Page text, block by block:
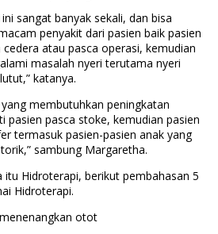
sangat banyak sekali, dan bisa
penyakit dari pasien baik pasien
atau pasca operasi, kemudian
masalah nyeri terutama nyeri
katanya.
membutuhkan peningkatan
pasien pasca stoke, kemudian pasien
termasuk pasien-pasien anak yang
sambung Margaretha.
itu Hidroterapi, berikut pembahasan 5
Hidroterapi.
otot